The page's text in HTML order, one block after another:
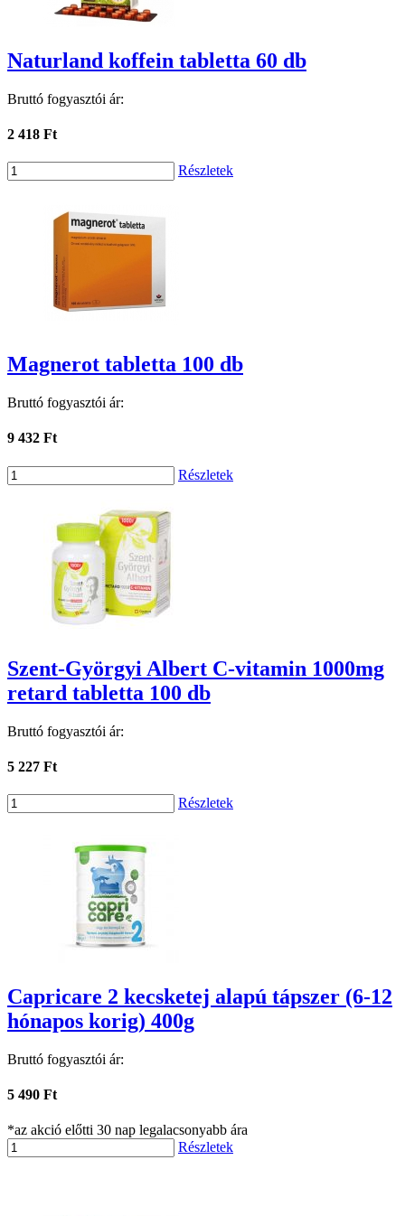
Naturland koffein tabletta 60 db
Bruttó fogyasztói ár:
2 418 Ft
Részletek
Magnerot tabletta 100 db
Bruttó fogyasztói ár:
9 432 Ft
Részletek
Szent-Györgyi Albert C-vitamin 1000mg
retard tabletta 100 db
Bruttó fogyasztói ár:
5 227 Ft
Részletek
Capricare 2 kecsketej alapú tápszer (6-12
hónapos korig) 400g
Bruttó fogyasztói ár:
5 490 Ft
*az akció előtti 30 nap legalacsonyabb ára
Részletek